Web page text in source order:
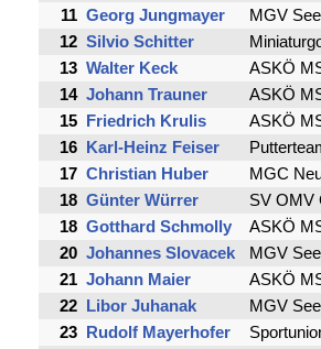
11 Georg Jungmayer
MGV
12 Silvio Schitter
13 Walter Keck
ASKÖ
14 Johann Trauner
ASKÖ
15
Friedrich Krulis
ASKÖ
16
Karl-Heinz Feiser
17 Christian Huber
MGC
18 Günter Würrer
SV OMV
18 Gotthard Schmolly
ASKÖ
20 Johannes Slovacek
MGV
21 Johann Maier
ASKÖ
22
Libor Juhanak
MGV
23
Rudolf Mayerhofer